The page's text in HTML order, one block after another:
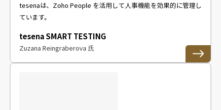
tesenaは、Zoho People を活用して人事機能を効果的に管理し
ています。
tesena SMART TESTING
Zuzana Reingraberova 氏